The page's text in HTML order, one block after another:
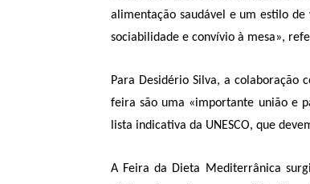
alimentação saudável e um estilo
sociabilidade e convívio à mesa»,
Para Desidério Silva, a colaboração
feira são uma «importante união e
lista indicativa da UNESCO, que
A Feira da Dieta Mediterrânica